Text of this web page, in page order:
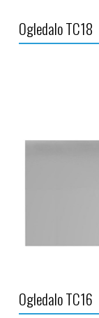
Ogledalo TC18
Ogledalo TC16